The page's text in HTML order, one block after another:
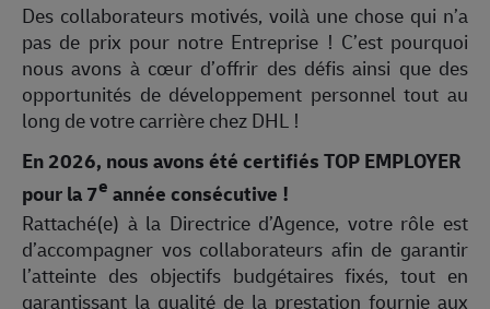
Des collaborateurs motivés, voilà une chose qui n’a
pas de prix pour notre Entreprise ! C’est pourquoi
nous avons à cœur d’offrir des défis ainsi que des
opportunités de développement personnel tout au
long de votre carrière chez DHL !
En 2026, nous avons été certifiés TOP EMPLOYER
pour la 7e année consécutive !
Rattaché(e) à la Directrice d’Agence, votre rôle est
d’accompagner vos collaborateurs afin de garantir
l’atteinte des objectifs budgétaires fixés, tout en
garantissant la qualité de la prestation fournie aux